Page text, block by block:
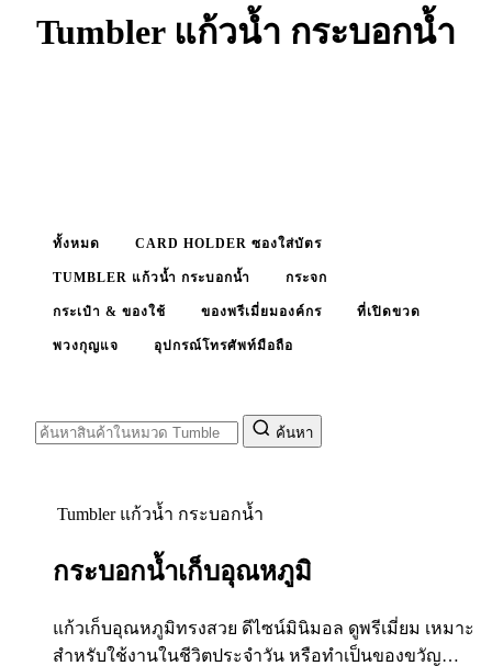
Tumbler แก้วน้ำ กระบอกน้ำ
ทั้งหมด CARD HOLDER ซองใส่บัตร
TUMBLER แก้วน้ำ กระบอกน้ำ กระจก
กระเป๋า & ของใช้ ของพรีเมี่ยมองค์กร ที่เปิดขวด
พวงกุญแจ อุปกรณ์โทรศัพท์มือถือ
ค้นหา
Tumbler แก้วน้ำ กระบอกน้ำ
กระบอกน้ำเก็บอุณหภูมิ
แก้วเก็บอุณหภูมิทรงสวย ดีไซน์มินิมอล ดูพรีเมี่ยม เหมาะ
สำหรับใช้งานในชีวิตประจำวัน หรือทำเป็นของขวัญ